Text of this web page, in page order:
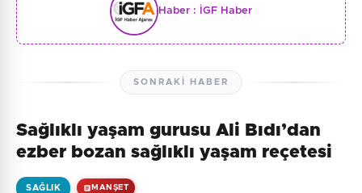
Haber : İGF Haber
SONRAKI HABER
Sağlıklı yaşam gurusu Ali Bıdı’dan
ezber bozan sağlıklı yaşam reçetesi
SAĞLIK MANŞET